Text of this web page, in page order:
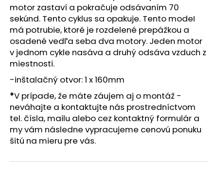
motor zastaví a pokračuje odsávaním 70
sekúnd. Tento cyklus sa opakuje. Tento modeI
má potrubie, ktoré je rozdelené prepážkou a
osadené vedľa seba dva motory. Jeden motor
v jednom cykle nasáva a druhý odsáva vzduch z
miestnosti.
-inštalačný otvor: 1 x 160mm
*V prípade, že máte záujem aj o montáž -
neváhajte a kontaktujte nás prostredníctvom
tel. čísla, mailu alebo cez kontaktný formulár a
my vám následne vypracujeme cenovú ponuku
šitú na mieru pre vás.
ú
č
a
m
e